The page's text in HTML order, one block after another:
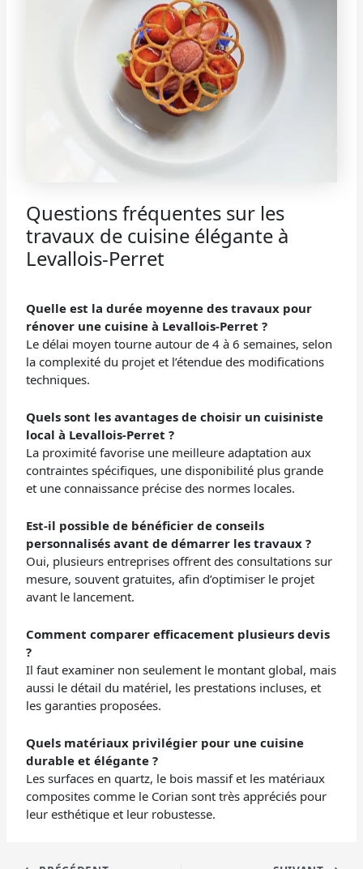
Questions fréquentes sur les
travaux de cuisine élégante à
Levallois-Perret
Quelle est la durée moyenne des travaux pour
rénover une cuisine à Levallois-Perret ?
Le délai moyen tourne autour de 4 à 6 semaines, selon
la complexité du projet et l’étendue des modifications
techniques.
Quels sont les avantages de choisir un cuisiniste
local à Levallois-Perret ?
La proximité favorise une meilleure adaptation aux
contraintes spécifiques, une disponibilité plus grande
et une connaissance précise des normes locales.
Est-il possible de bénéficier de conseils
personnalisés avant de démarrer les travaux ?
Oui, plusieurs entreprises offrent des consultations sur
mesure, souvent gratuites, afin d’optimiser le projet
avant le lancement.
Comment comparer efficacement plusieurs devis
?
Il faut examiner non seulement le montant global, mais
aussi le détail du matériel, les prestations incluses, et
les garanties proposées.
Quels matériaux privilégier pour une cuisine
durable et élégante ?
Les surfaces en quartz, le bois massif et les matériaux
composites comme le Corian sont très appréciés pour
leur esthétique et leur robustesse.